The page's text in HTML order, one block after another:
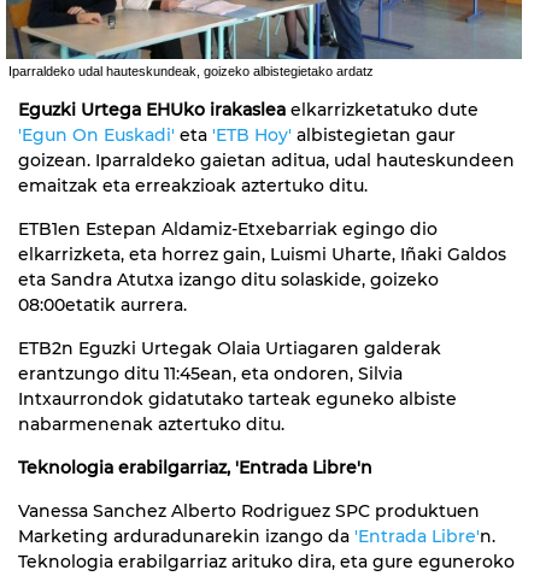
Iparraldeko udal hauteskundeak, goizeko albistegietako ardatz
Eguzki Urtega EHUko irakaslea elkarrizketatuko dute
'Egun On Euskadi' eta 'ETB Hoy' albistegietan gaur
goizean. Iparraldeko gaietan aditua, udal hauteskundeen
emaitzak eta erreakzioak aztertuko ditu.
ETB1en Estepan Aldamiz-Etxebarriak egingo dio
elkarrizketa, eta horrez gain, Luismi Uharte, Iñaki Galdos
eta Sandra Atutxa izango ditu solaskide, goizeko
08:00etatik aurrera.
ETB2n Eguzki Urtegak Olaia Urtiagaren galderak
erantzungo ditu 11:45ean, eta ondoren, Silvia
Intxaurrondok gidatutako tarteak eguneko albiste
nabarmenenak aztertuko ditu.
Teknologia erabilgarriaz, 'Entrada Libre'n
Vanessa Sanchez Alberto Rodriguez SPC produktuen
Marketing arduradunarekin izango da 'Entrada Libre'n.
Teknologia erabilgarriaz arituko dira, eta gure eguneroko